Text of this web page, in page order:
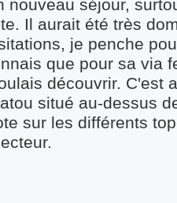
nouveau séjour,
Il aurait été très
je penche
que pour sa via
découvrir. C'est
situé au-dessus
sur les différents